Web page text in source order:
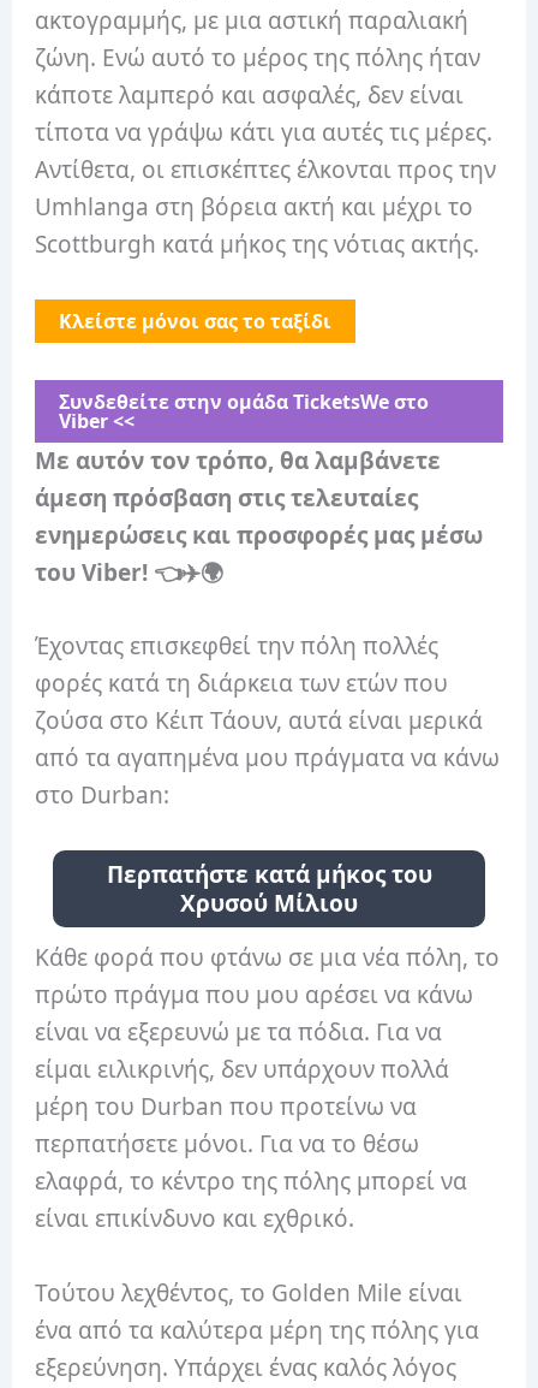
ακτογραμμής, με μια αστική παραλιακή
ζώνη. Ενώ αυτό το μέρος της πόλης ήταν
κάποτε λαμπερό και ασφαλές, δεν είναι
τίποτα να γράψω κάτι για αυτές τις μέρες.
Αντίθετα, οι επισκέπτες έλκονται προς την
Umhlanga στη βόρεια ακτή και μέχρι το
Scottburgh κατά μήκος της νότιας ακτής.
Κλείστε μόνοι σας το ταξίδι
Συνδεθείτε στην ομάδα ⁨TicketsWe⁩ στο
Viber <<
Με αυτόν τον τρόπο, θα λαμβάνετε
άμεση πρόσβαση στις τελευταίες
ενημερώσεις και προσφορές μας μέσω
του Viber! 👈✈️🌍
Έχοντας επισκεφθεί την πόλη πολλές
φορές κατά τη διάρκεια των ετών που
ζούσα στο Κέιπ Τάουν, αυτά είναι μερικά
από τα αγαπημένα μου πράγματα να κάνω
στο Durban:
Περπατήστε κατά μήκος του
Χρυσού Μίλιου
Κάθε φορά που φτάνω σε μια νέα πόλη, το
πρώτο πράγμα που μου αρέσει να κάνω
είναι να εξερευνώ με τα πόδια. Για να
είμαι ειλικρινής, δεν υπάρχουν πολλά
μέρη του Durban που προτείνω να
περπατήσετε μόνοι. Για να το θέσω
ελαφρά, το κέντρο της πόλης μπορεί να
είναι επικίνδυνο και εχθρικό.
Τούτου λεχθέντος, το Golden Mile είναι
ένα από τα καλύτερα μέρη της πόλης για
εξερεύνηση. Υπάρχει ένας καλός λόγος